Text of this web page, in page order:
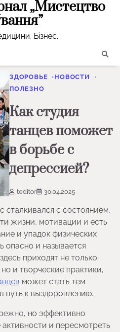
„Мистецтво
Бізнес.
ЗДОРОВЬЕ
НОВОСТИ
ПОЛЕЗНО
Как студия
танцев поможет
в борьбе с
депрессией?
teditor 30.04.2025
сталкивался с состоянием,
жизни, мотивации и есть
и упадок физических
опасно и называется
приходят не только
и творческие практики,
может стать тем
путь к выздоровлению.
но эффективно
и пересмотреть